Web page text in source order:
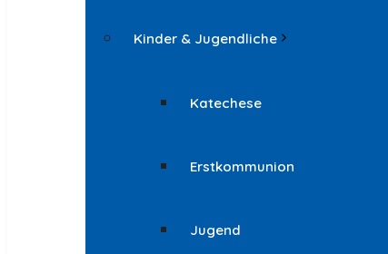
Kinder & Jugendliche
Katechese
Erstkommunion
Jugend